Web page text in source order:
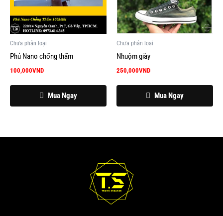
Chưa phân loại
Phủ Nano chống thấm
100,000VND
Mua Ngay
Chưa phân loại
Nhuộm giày
250,000VND
Mua Ngay